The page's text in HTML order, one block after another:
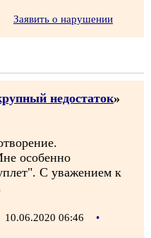
Заявить о нарушении
недостаток»
особенно
С уважением к
10.06.2020 06:46
•